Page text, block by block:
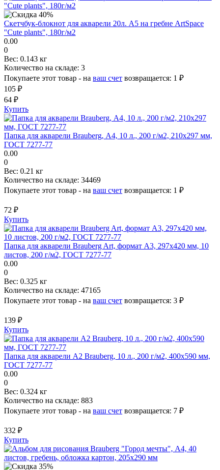
Скетчбук-блокнот для акварели 20л. А5 на гребне ArtSpace
"Cute plants", 180г/м2
0.00
0
Вес: 0.143 кг
Количество на складе: 3
Покупаете этот товар - на ваш счет возвращается: 1 ₽
105 ₽
64 ₽
Купить
Папка для акварели Brauberg, А4, 10 л., 200 г/м2, 210х297 мм,
ГОСТ 7277-77
0.00
0
Вес: 0.21 кг
Количество на складе: 34469
Покупаете этот товар - на ваш счет возвращается: 1 ₽
72 ₽
Купить
Папка для акварели Brauberg Art, формат А3, 297х420 мм, 10
листов, 200 г/м2, ГОСТ 7277-77
0.00
0
Вес: 0.325 кг
Количество на складе: 47165
Покупаете этот товар - на ваш счет возвращается: 3 ₽
139 ₽
Купить
Папка для акварели А2 Brauberg, 10 л., 200 г/м2, 400х590 мм,
ГОСТ 7277-77
0.00
0
Вес: 0.324 кг
Количество на складе: 883
Покупаете этот товар - на ваш счет возвращается: 7 ₽
332 ₽
Купить